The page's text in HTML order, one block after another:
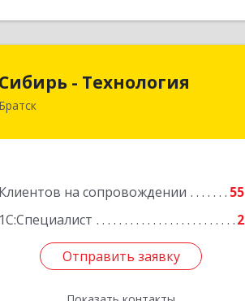
Сибирь - Технология
Братск
Клиентов на сопровождении
55
1С:Специалист
2
Отправить заявку
Подробнее
Отправить заявку